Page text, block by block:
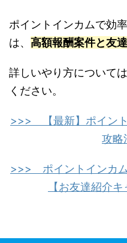
ポイントインカムで効
は、 高額報酬案件と友
詳しいやり方について
ください。
>>> 【最新】ポイン
攻略
>>> ポイントインカ
【お友達紹介